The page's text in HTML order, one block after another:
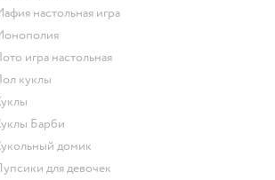
Мафия настольная игра
Монополия
Лото игра настольная
Лол куклы
Куклы
Куклы Барби
Кукольный домик
Пупсики для девочек